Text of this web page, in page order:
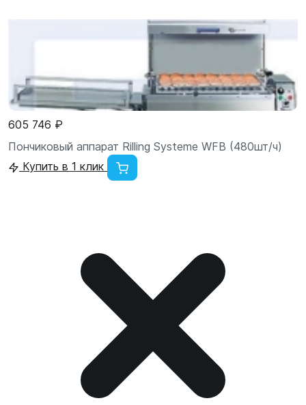
605 746 ₽
Пончиковый аппарат Rilling Systeme WFB (480шт/ч)
Купить в 1 клик